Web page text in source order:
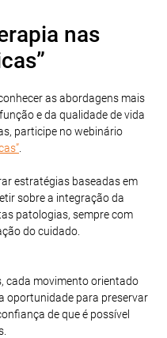
nas
as abordagens mais
e da qualidade de vida
participe no webinário
estratégias baseadas em
sobre a integração da
patologias, sempre com
do cuidado.
cada movimento orientado
oportunidade para preservar
de que é possível